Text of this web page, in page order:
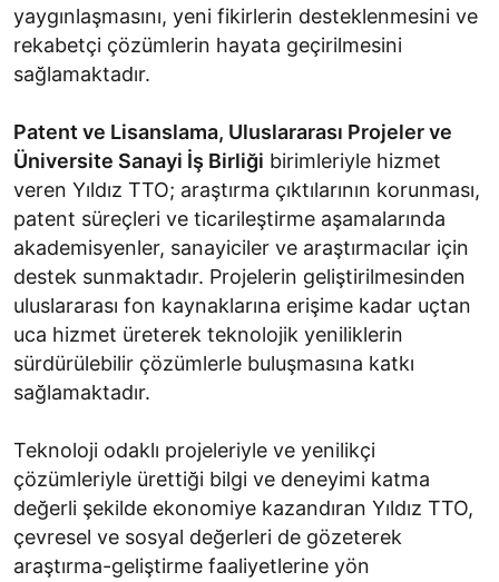
yaygınlaşmasını, yeni fikirlerin desteklenmesini ve
rekabetçi çözümlerin hayata geçirilmesini
sağlamaktadır.
Patent ve Lisanslama, Uluslararası Projeler ve
Üniversite Sanayi İş Birliği birimleriyle hizmet
veren Yıldız TTO; araştırma çıktılarının korunması,
patent süreçleri ve ticarileştirme aşamalarında
akademisyenler, sanayiciler ve araştırmacılar için
destek sunmaktadır. Projelerin geliştirilmesinden
uluslararası fon kaynaklarına erişime kadar uçtan
uca hizmet üreterek teknolojik yeniliklerin
sürdürülebilir çözümlerle buluşmasına katkı
sağlamaktadır.
Teknoloji odaklı projeleriyle ve yenilikçi
çözümleriyle ürettiği bilgi ve deneyimi katma
değerli şekilde ekonomiye kazandıran Yıldız TTO,
çevresel ve sosyal değerleri de gözeterek
araştırma-geliştirme faaliyetlerine yön